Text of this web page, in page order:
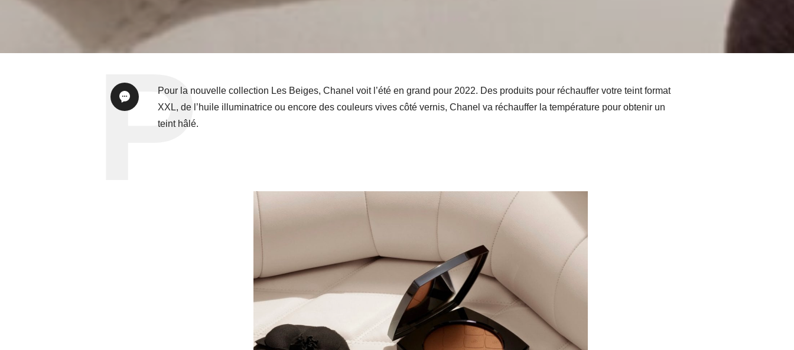
Pour la nouvelle collection Les Beiges, Chanel voit l’été en grand pour 2022. Des produits pour réchauffer votre teint format
XXL, de l’huile illuminatrice ou encore des couleurs vives côté vernis, Chanel va réchauffer la température pour obtenir un
teint hâlé.